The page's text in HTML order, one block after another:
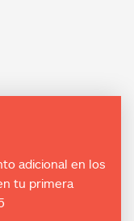
adicional en los
tu primera